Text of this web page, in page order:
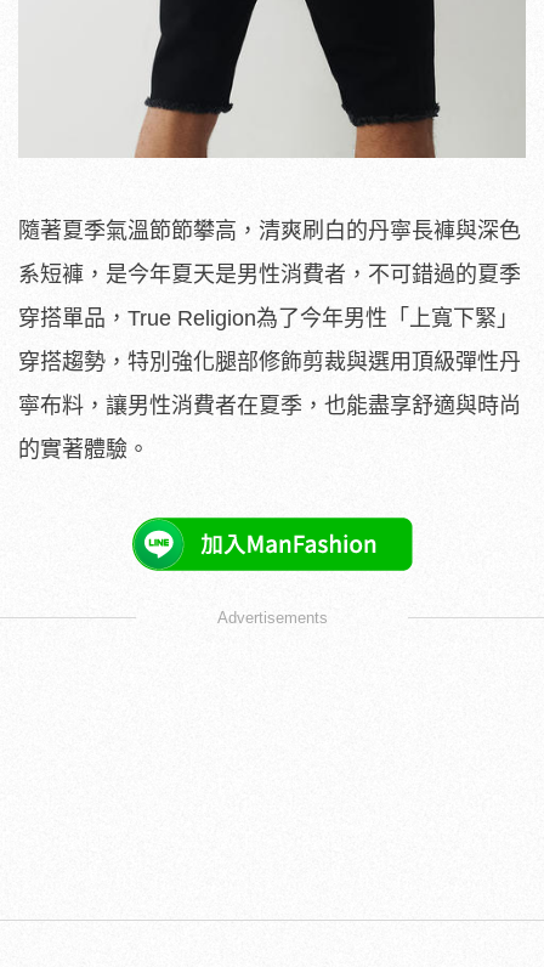
隨著夏季氣溫節節攀高，清爽刷白的丹寧長褲與深色
系短褲，是今年夏天是男性消費者，不可錯過的夏季
穿搭單品，True Religion為了今年男性「上寬下緊」
穿搭趨勢，特別強化腿部修飾剪裁與選用頂級彈性丹
寧布料，讓男性消費者在夏季，也能盡享舒適與時尚
的實著體驗。
Advertisements